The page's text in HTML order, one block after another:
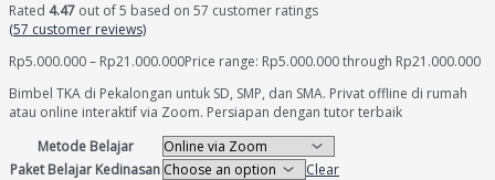
Rated 4.47 out of 5 based on 57 customer ratings
(57 customer reviews)
Rp5.000.000– Rp21.000.000Price range: Rp5.000.000 through Rp21.000.000
Bimbel TKA di Pekalongan untuk SD, SMP, dan SMA. Privat offline di rumah
atau online interaktif via Zoom. Persiapan dengan tutor terbaik
Metode Belajar
Paket Belajar Kedinasan
Clear